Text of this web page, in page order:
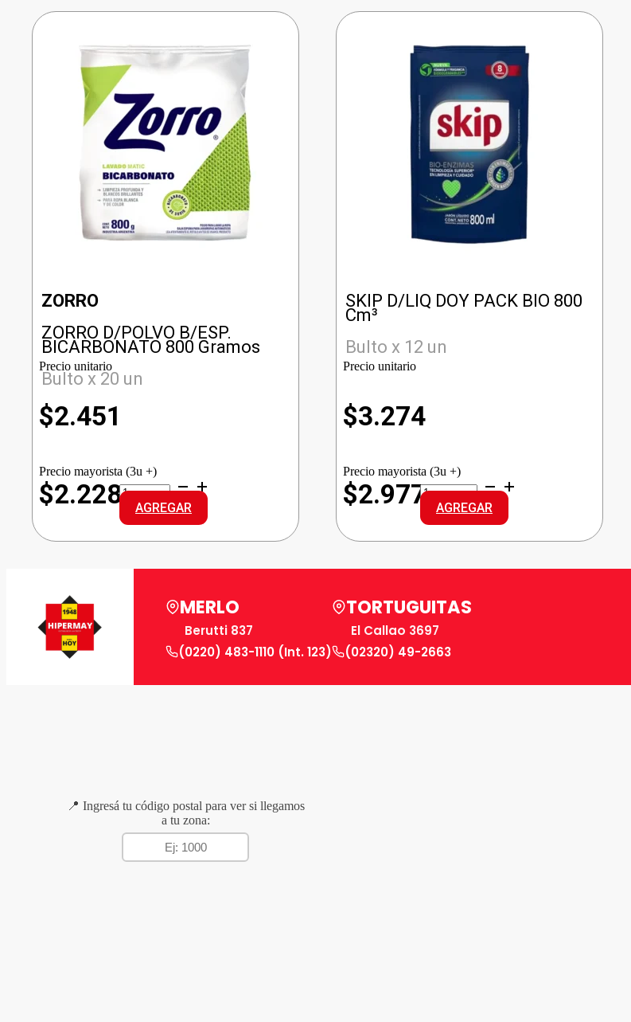
ZORRO
ZORRO D/POLVO B/ESP.
BICARBONATO 800 Gramos
Bulto x 20 un
Precio unitario
$2.451
Precio mayorista (3u +)
$2.228ZORRO
D/POLVO
B/ESP.
BICARBONATO
cantidad
AGREGAR
SKIP D/LIQ DOY PACK BIO 800
Cm³
Bulto x 12 un
Precio unitario
$3.274
Precio mayorista (3u +)
$2.977SKIP
D/LIQ
DOY
PACK
BIO
AGREGAR
MERLO
Berutti 837
(0220) 483-1110 (Int. 123)
TORTUGUITAS
El Callao 3697
(02320) 49-2663
📍 Ingresá tu código postal para ver si llegamos
a tu zona: